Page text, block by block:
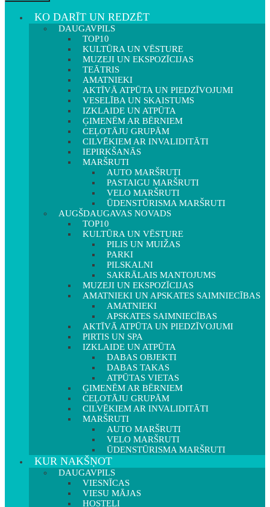
KO DARĪT UN REDZĒT
DAUGAVPILS
TOP10
KULTŪRA UN VĒSTURE
MUZEJI UN EKSPOZĪCIJAS
TEĀTRIS
AMATNIEKI
AKTĪVĀ ATPŪTA UN PIEDZĪVOJUMI
VESELĪBA UN SKAISTUMS
IZKLAIDE UN ATPŪTA
ĢIMENĒM AR BĒRNIEM
CEĻOTĀJU GRUPĀM
CILVĒKIEM AR INVALIDITĀTI
IEPIRKŠANĀS
MARŠRUTI
AUTO MARŠRUTI
PASTAIGU MARŠRUTI
VELO MARŠRUTI
ŪDENSTŪRISMA MARŠRUTI
AUGŠDAUGAVAS NOVADS
TOP10
KULTŪRA UN VĒSTURE
PILIS UN MUIŽAS
PARKI
PILSKALNI
SAKRĀLAIS MANTOJUMS
MUZEJI UN EKSPOZĪCIJAS
AMATNIEKI UN APSKATES SAIMNIECĪBAS
AMATNIEKI
APSKATES SAIMNIECĪBAS
AKTĪVĀ ATPŪTA UN PIEDZĪVOJUMI
PIRTIS UN SPA
IZKLAIDE UN ATPŪTA
DABAS OBJEKTI
DABAS TAKAS
ATPŪTAS VIETAS
ĢIMENĒM AR BĒRNIEM
CEĻOTĀJU GRUPĀM
CILVĒKIEM AR INVALIDITĀTI
MARŠRUTI
AUTO MARŠRUTI
VELO MARŠRUTI
ŪDENSTŪRISMA MARŠRUTI
KUR NAKŠŅOT
DAUGAVPILS
VIESNĪCAS
VIESU MĀJAS
HOSTEĻI